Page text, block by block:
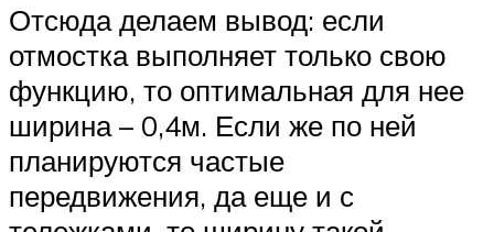
Отсюда делаем вывод: если
отмостка выполняет только свою
функцию, то оптимальная для нее
ширина – 0,4м. Если же по ней
планируются частые
передвижения, да еще и с